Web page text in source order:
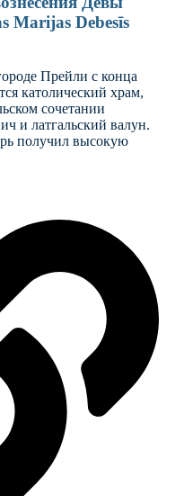
Marijas Debesīs
Прейли с конца
католический храм,
сочетании
и латгальский валун.
получил высокую